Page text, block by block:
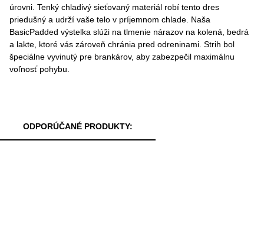
úrovni. Tenký chladivý sieťovaný materiál robí tento dres
priedušný a udrží vaše telo v príjemnom chlade. Naša
BasicPadded výstelka slúži na tlmenie nárazov na kolená, bedrá
a lakte, ktoré vás zároveň chránia pred odreninami. Strih bol
špeciálne vyvinutý pre brankárov, aby zabezpečil maximálnu
voľnosť pohybu.
ODPORÚČANÉ PRODUKTY: